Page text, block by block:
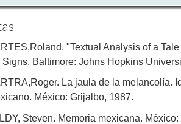
"Textual Analysis of a
Signs. Baltimore: Johns Hopkins
La jaula de la melancolía.
México: Grijalbo, 1987.
Steven. Memoria mexicana. México: